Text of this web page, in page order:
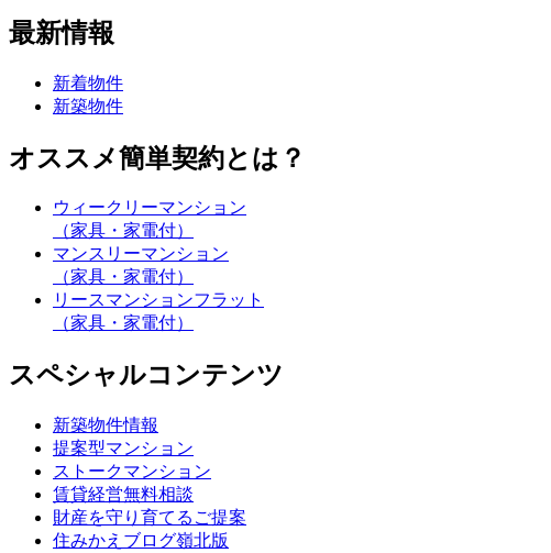
最新情報
新着物件
新築物件
オススメ簡単契約とは？
ウィークリーマンション
（家具・家電付）
マンスリーマンション
（家具・家電付）
リースマンションフラット
（家具・家電付）
スペシャルコンテンツ
新築物件情報
提案型マンション
ストークマンション
賃貸経営無料相談
財産を守り育てるご提案
住みかえブログ嶺北版